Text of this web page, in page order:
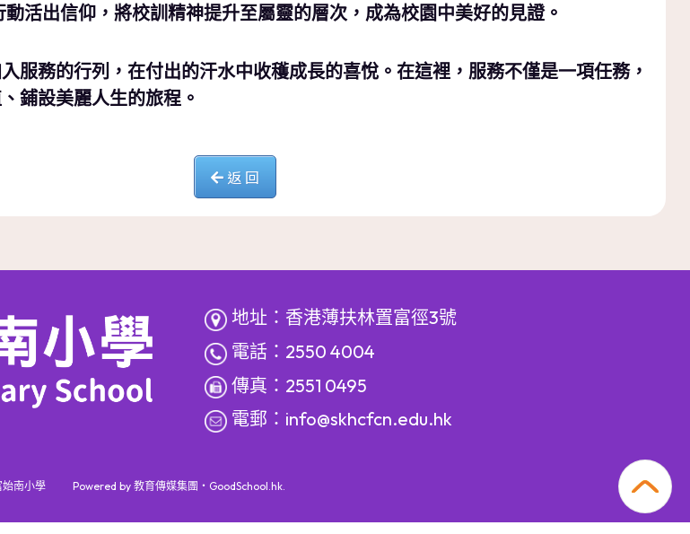
活出信仰，將校訓精神提升至屬靈的層次，成為校園中美好的見證。
服務的行列，在付出的汗水中收穫成長的喜悅。 在這裡，服務不僅是一項任務，
鋪設美麗人生的旅程。
返 回
地址：香港薄扶林置富徑3號
電話：2550 4004
傳真：2551 0495
電郵： info@skhcfcn.edu.hk
南小學 Powered by 教育傳媒集團 ‧ GoodSchool.hk.